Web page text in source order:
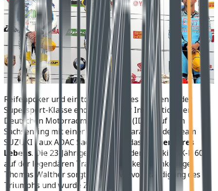
Reifenpoker und ein total verrücktes Rennen in der
Supersport-Klasse endeten bei der Internationalen
Deutschen Motorradmeisterschaft (IDM) auf dem
Sachsenring mit einer Sensation. Sarah Heide (Team
SUZUKI Laux ADAC Sachsen) fuhr das Rennen ihres
Lebens. Die 23-Jährige siegte mit der Suzuki GSX-R 600
auf der legendären Traditionsstrecke. Teamkollege
Thomas Walther sorgte für die Vervollständigung des
Triumphs und wurde Zweiter.